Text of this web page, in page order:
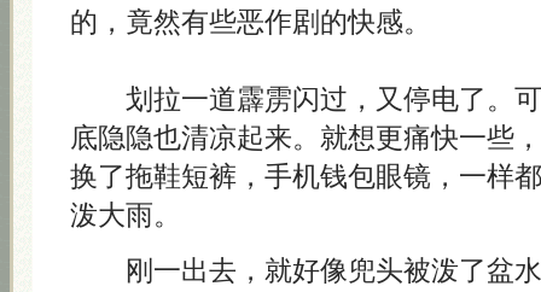
的，竟然有些恶作剧的快感。
划拉一道霹雳闪过，又停电了。
底隐隐也清凉起来。就想更痛快一些
换了拖鞋短裤，手机钱包眼镜，一样
泼大雨。
刚一出去，就好像兜头被泼了盆水